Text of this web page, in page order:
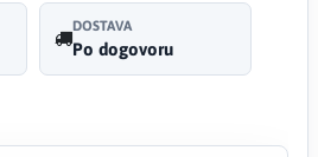
DOSTAVA
Po dogovoru